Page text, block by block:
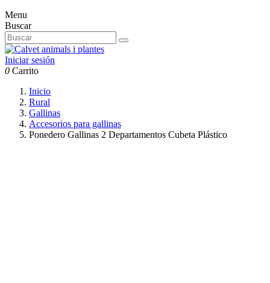
Menu
Buscar
Iniciar sesión
0 Carrito
Inicio
Rural
Gallinas
Accesorios para gallinas
Ponedero Gallinas 2 Departamentos Cubeta Plástico